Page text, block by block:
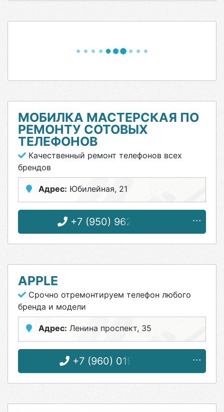
МОБИЛКА МАСТЕРСКАЯ ПО
РЕМОНТУ СОТОВЫХ
ТЕЛЕФОНОВ
Качественный ремонт телефонов всех
брендов
Адрес: Юбилейная, 21
+7 (950) 962-44-44
APPLE
Срочно отремонтируем телефон любого
бренда и модели
Адрес: Ленина проспект, 35
+7 (960) 019-12-32